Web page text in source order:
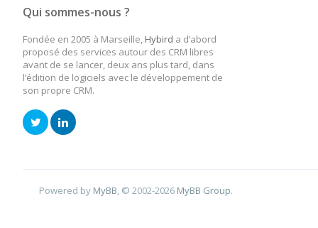
Qui sommes-nous ?
Fondée en 2005 à Marseille, Hybird a d’abord
proposé des services autour des CRM libres
avant de se lancer, deux ans plus tard, dans
l’édition de logiciels avec le développement de
son propre CRM.
Powered by MyBB , © 2002-2026 MyBB Group.